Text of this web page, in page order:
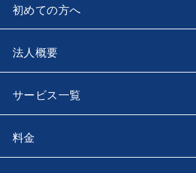
初めての方へ
法人概要
サービス一覧
料金